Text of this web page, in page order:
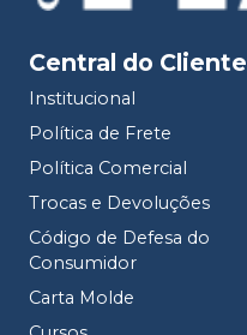
Central do Cliente
Institucional
Política de Frete
Política Comercial
Trocas e Devoluções
Código de Defesa do
Consumidor
Carta Molde